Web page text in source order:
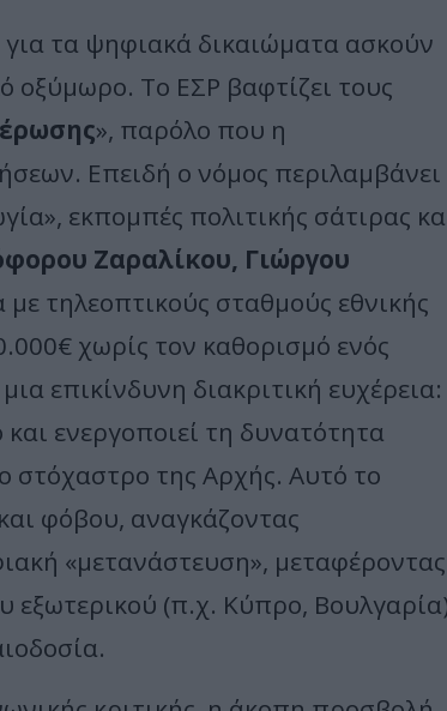
για τα ψηφιακά δικαιώματα ασκούν
οξύμωρο. Το ΕΣΡ βαφτίζει τους
», παρόλο που η
Επειδή ο νόμος περιλαμβάνει
εκπομπές πολιτικής σάτιρας
Ζαραλίκου, Γιώργου
τηλεοπτικούς σταθμούς εθνικής
χωρίς τον καθορισμό ενός
επικίνδυνη διακριτική ευχέρεια:
ενεργοποιεί τη δυνατότητα
στόχαστρο της Αρχής. Αυτό το
φόβου, αναγκάζοντας
«μετανάστευση», μεταφέροντας
εξωτερικού (π.χ. Κύπρο,